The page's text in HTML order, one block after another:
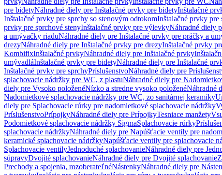
pre bidetyNáhradné diely pre Inštalačné prvky pre bidetyInštalačné
Inštalačné prvky pre sprchy so stenovým odtokomInštalačné prvky pre
prvky pre sprchové stenyInštalačné prvky pre výlevkyNáhradné diely
a umývačky riaduNáhradné diely pre Inštalačné prvky pre práčky a
drezyNáhradné diely pre Inštalačné prvky pre drezyInštalačné prvky
KombifixInštalačné prvkyNáhradné diely pre Inštalačné prvky
umývadláInštalačné prvky pre bidetyNáhradné diely pre Inštalačné
Inštalačné prvky pre sprchyPríslušenstvoNáhradné diely pre
splachovacie nádržky pre WC, z plastuNáhradné diely pre
diely pre Vysoko položenéNízko a stredne vysoko položenéNáhradné
Nadomietkové splachovacie nádržky pre WC, zo sanitárnej keramiky
diely pre Splachovacie rúrky pre nadomietkové splachovacie nádržky
PríslušenstvoPrípojkyNáhradné diely pre PrípojkyTesniace manžety
Podomietkové splachovacie nádržky SigmaSplachovacie rúrky
splachovacie nádržkyNáhradné diely pre Napúšťacie ventily pre
keramické splachovacie nádržkyNapúšťacie ventily pre splachovacie
Splachovacie ventilyJednoduché splachovanieNáhradné diely pre
súpravyDvojité splachovanieNáhradné diely pre Dvojité splachovanie
Prechody a spojenia, rozoberateľnéNástenkyNáhradné diely pre